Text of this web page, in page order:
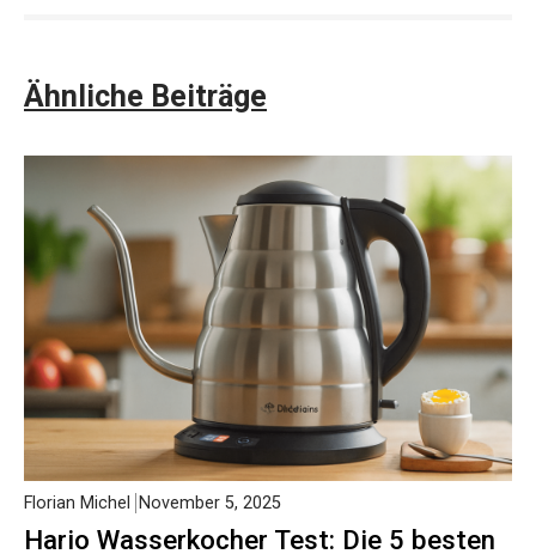
Ähnliche Beiträge
Hario Wasserkocher Test: Die 5 besten
Florian Michel November 5, 2025